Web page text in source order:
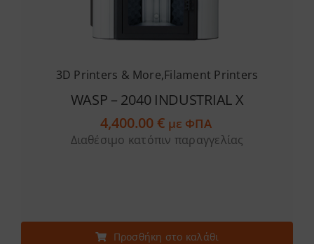
3D Printers & More,Filament Printers
WASP – 2040 INDUSTRIAL X
4,400.00€ με ΦΠΑ
Διαθέσιμο κατόπιν παραγγελίας
Προσθήκη στο καλάθι